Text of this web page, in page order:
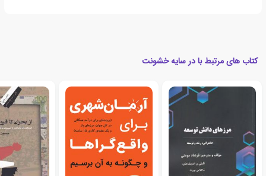
کتاب های مرتبط با در سایه خشونت